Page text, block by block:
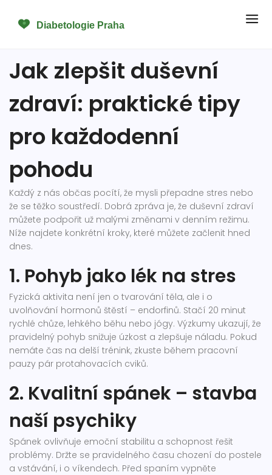
Jak zlepšit duševní
zdraví: praktické tipy
pro každodenní
pohodu
Každý z nás občas pocítí, že mysli přepadne stres nebo
že se těžko soustředí. Dobrá zpráva je, že duševní zdraví
můžete podpořit už malými změnami v denním režimu.
Níže najdete konkrétní kroky, které můžete začlenit hned
dnes.
1. Pohyb jako lék na stres
Fyzická aktivita není jen o tvarování těla, ale i o
uvolňování hormonů štěstí – endorfinů. Stačí 20 minut
rychlé chůze, lehkého běhu nebo jógy. Výzkumy ukazují, že
pravidelný pohyb snižuje úzkost a zlepšuje náladu. Pokud
nemáte čas na delší trénink, zkuste během pracovní
pauzy pár protahovacích cviků.
2. Kvalitní spánek – stavba
naší psychiky
Spánek ovlivňuje emoční stabilitu a schopnost řešit
problémy. Držte se pravidelného času chození do postele
a vstávání, i o víkendech. Před spaním vypněte